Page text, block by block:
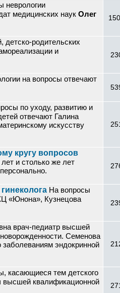
неврологии
медицинских наук Олег
детско-родительских
и
на вопросы отвечают
по уходу, развитию и
отвечают Галина
искусству
кругу вопросов
и столько же лет
На вопросы
«Юнона», Кузнецова
врач-педиатр высшей
Семенова
эндокринной
касающиеся тем детского
высшей квалификационной